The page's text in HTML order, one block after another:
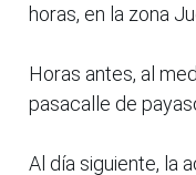
horas, en la zona
Horas antes, al
pasacalle de
Al día siguiente, la